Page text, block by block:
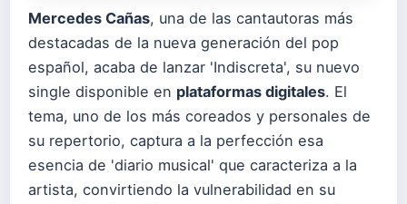
Mercedes Cañas, una de las cantautoras más
destacadas de la nueva generación del pop
español, acaba de lanzar 'Indiscreta', su nuevo
single disponible en plataformas digitales. El
tema, uno de los más coreados y personales de
su repertorio, captura a la perfección esa
esencia de 'diario musical' que caracteriza a la
artista, convirtiendo la vulnerabilidad en su